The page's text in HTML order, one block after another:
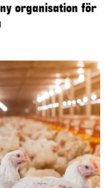
organisation för